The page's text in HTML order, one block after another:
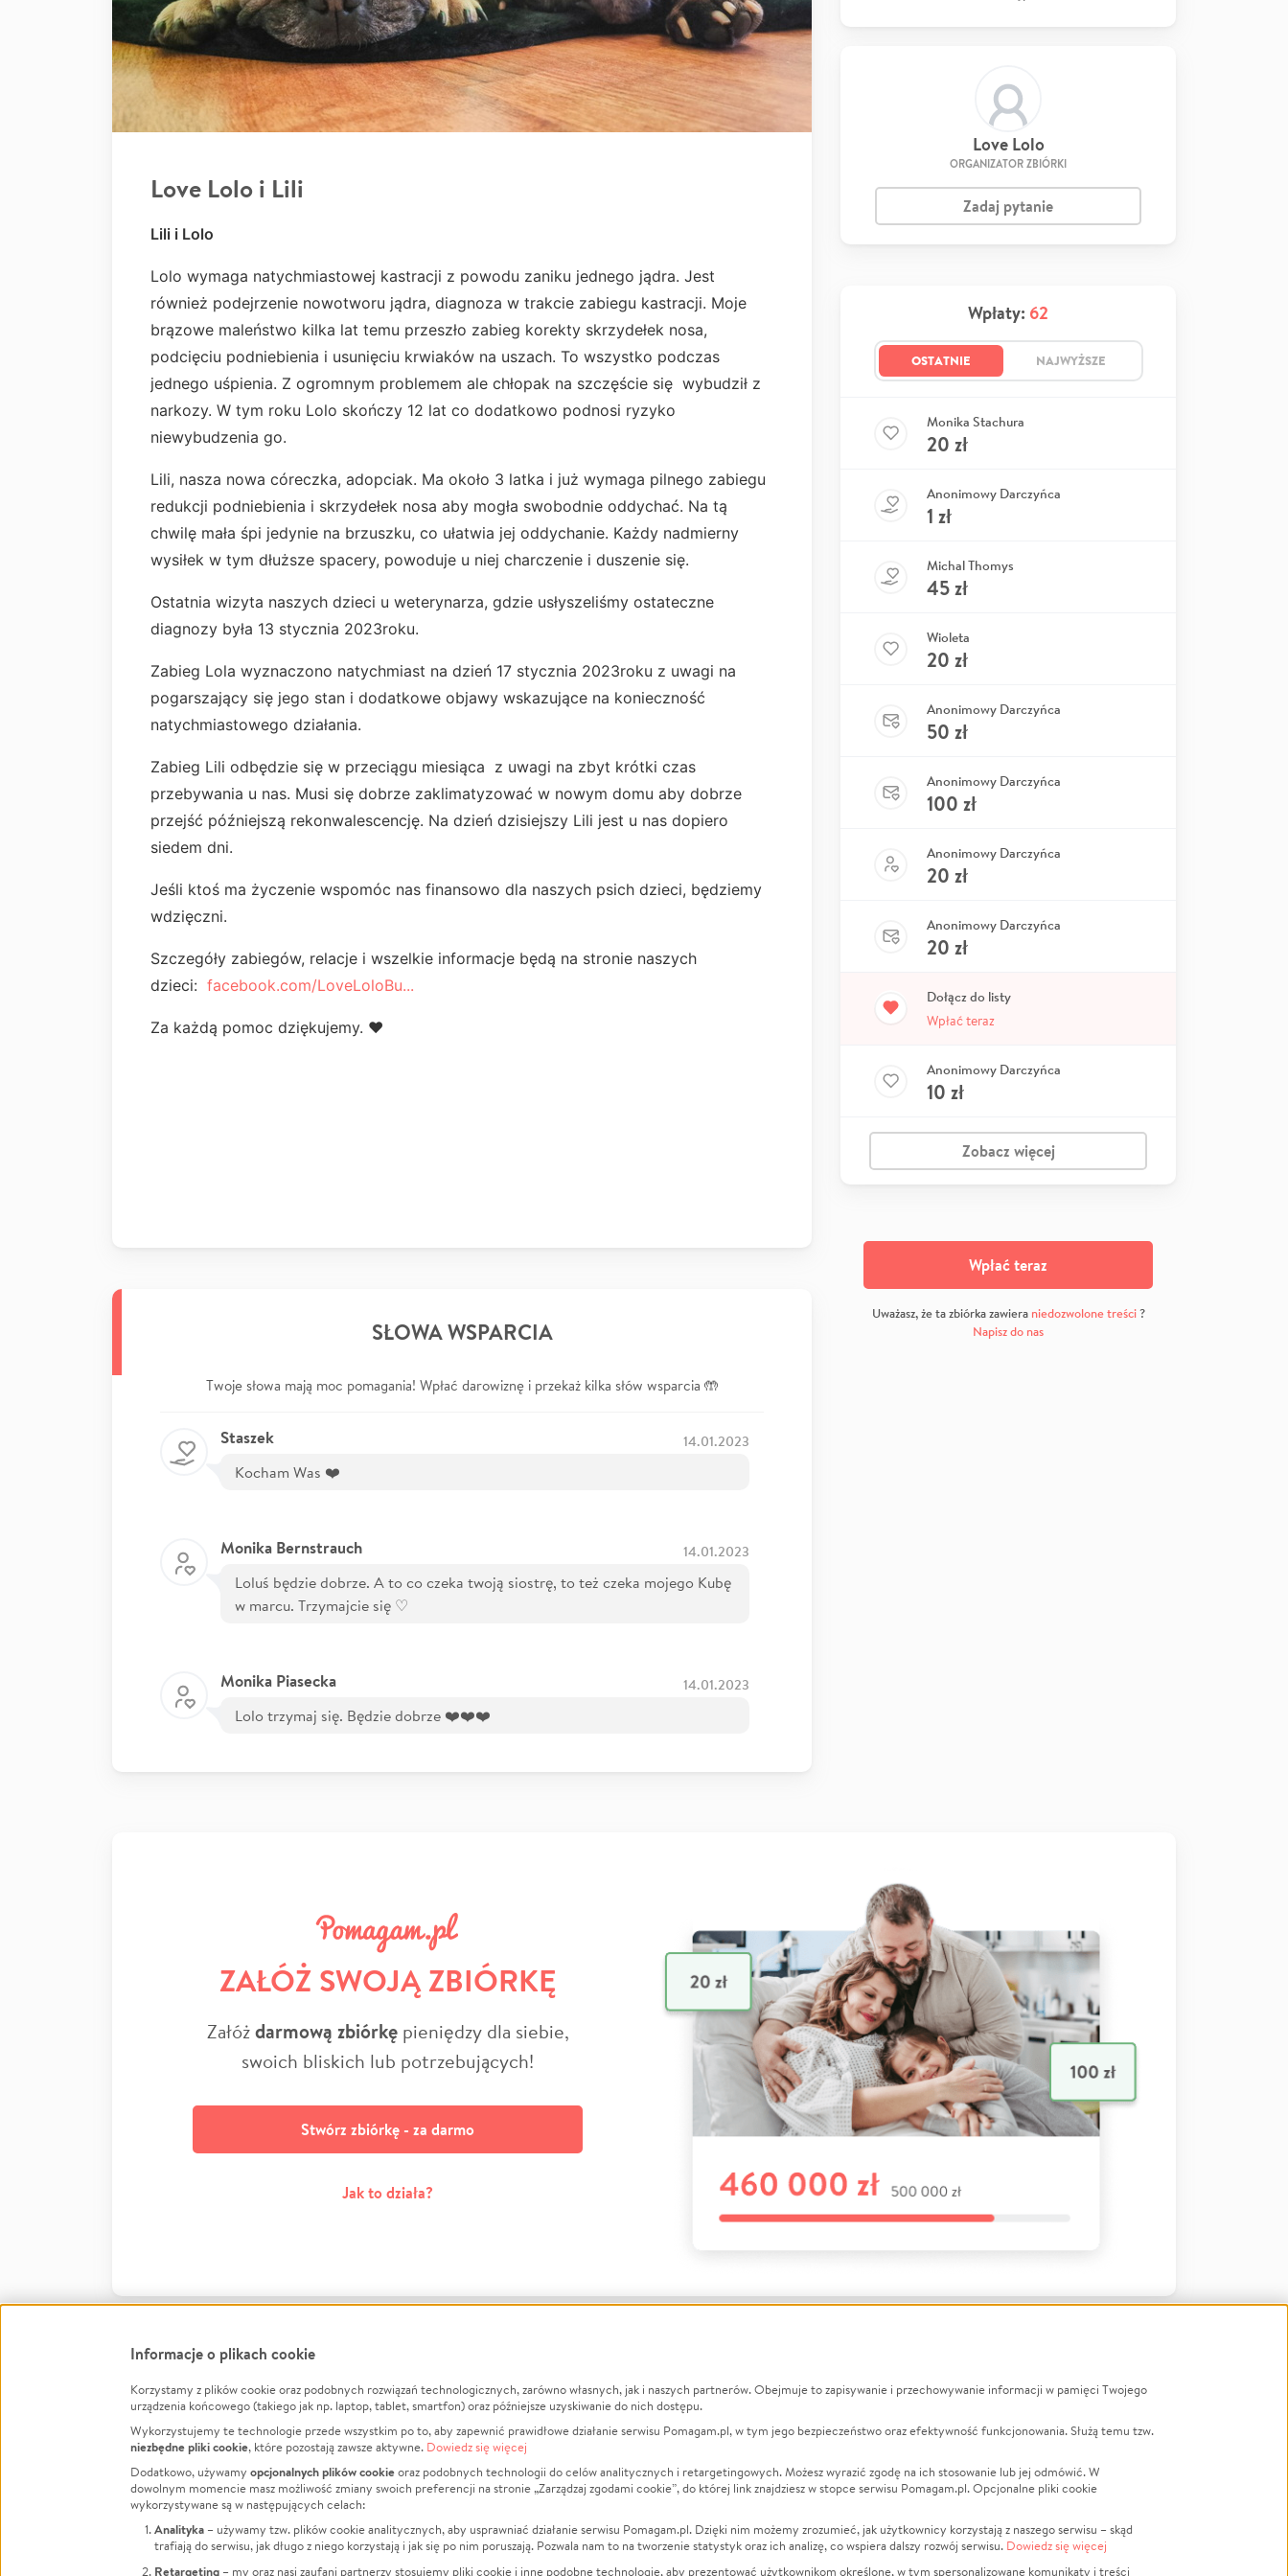
Love Lolo i Lili
Lili i Lolo
Lolo wymaga natychmiastowej kastracji z powodu zaniku jednego jądra. Jest
również podejrzenie nowotworu jądra, diagnoza w trakcie zabiegu kastracji. Moje
brązowe maleństwo kilka lat temu przeszło zabieg korekty skrzydełek nosa,
podcięciu podniebienia i usunięciu krwiaków na uszach. To wszystko podczas
jednego uśpienia. Z ogromnym problemem ale chłopak na szczęście się wybudził z
narkozy. W tym roku Lolo skończy 12 lat co dodatkowo podnosi ryzyko
niewybudzenia go.
Lili, nasza nowa córeczka, adopciak. Ma około 3 latka i już wymaga pilnego zabiegu
redukcji podniebienia i skrzydełek nosa aby mogła swobodnie oddychać. Na tą
chwilę mała śpi jedynie na brzuszku, co ułatwia jej oddychanie. Każdy nadmierny
wysiłek w tym dłuższe spacery, powoduje u niej charczenie i duszenie się.
Ostatnia wizyta naszych dzieci u weterynarza, gdzie usłyszeliśmy ostateczne
diagnozy była 13 stycznia 2023roku.
Zabieg Lola wyznaczono natychmiast na dzień 17 stycznia 2023roku z uwagi na
pogarszający się jego stan i dodatkowe objawy wskazujące na konieczność
natychmiastowego działania.
Zabieg Lili odbędzie się w przeciągu miesiąca z uwagi na zbyt krótki czas
przebywania u nas. Musi się dobrze zaklimatyzować w nowym domu aby dobrze
przejść późniejszą rekonwalescencję. Na dzień dzisiejszy Lili jest u nas dopiero
siedem dni.
Jeśli ktoś ma życzenie wspomóc nas finansowo dla naszych psich dzieci, będziemy
wdzięczni.
Szczegóły zabiegów, relacje i wszelkie informacje będą na stronie naszych
dzieci: facebook.com/LoveLoloBu...
Za każdą pomoc dziękujemy. ❤️
SŁOWA WSPARCIA
Twoje słowa mają moc pomagania! Wpłać darowiznę i przekaż kilka słów wsparcia 🤲
Staszek 14.01.2023
Kocham Was ❤️
Monika Bernstrauch 14.01.2023
Loluś będzie dobrze. A to co czeka twoją siostrę, to też czeka mojego Kubę
w marcu. Trzymajcie się ♡
Monika Piasecka 14.01.2023
Lolo trzymaj się. Będzie dobrze ❤️❤️❤️
Love Lolo
ORGANIZATOR ZBIÓRKI
Zadaj pytanie
Wpłaty: 62
OSTATNIE NAJWYŻSZE
Monika Stachura
20 zł
Anonimowy Darczyńca
1 zł
Michal Thomys
45zł
Wioleta
20 zł
Anonimowy Darczyńca
50 zł
Anonimowy Darczyńca
100 zł
Anonimowy Darczyńca
20 zł
Anonimowy Darczyńca
20 zł
Dołącz do listy
Wpłać teraz
Anonimowy Darczyńca
10 zł
Zobacz więcej
Wpłać teraz
Uważasz, że ta zbiórka zawiera niedozwolone treści?
Napisz do nas
ZAŁÓŻ SWOJĄ ZBIÓRKĘ
Załóżdarmową zbiórkępieniędzy dla siebie,
swoich bliskich lub potrzebujących!
Stwórz zbiórkę - za darmo
Jak to działa?
FacebookTwitter Instagram
LinkedInTikTok Youtube
Informacje
Jak to działa?
Regulamin
Polityka Prywatności
Kontakt
Porównanie serwisów
O nas
Opinie
Raporty
Za darmo
Dla NGO
Fundacja Pomagam.pl
Zbieraj na
Leczenie
Zwierzęta
Pożar
Sport
Pomoc Finansowa
LGBTQ+
Powódź
Wichura
Religia
Edukacja
Informacje o plikach cookie
Korzystamy z plików cookie oraz podobnych rozwiązań technologicznych, zarówno własnych, jak i naszych partnerów. Obejmuje to zapisywanie i przechowywanie informacji w pamięci Twojego
urządzenia końcowego (takiego jak np. laptop, tablet, smartfon) oraz późniejsze uzyskiwanie do nich dostępu.
Wykorzystujemy te technologie przede wszystkim po to, aby zapewnić prawidłowe działanie serwisu Pomagam.pl, w tym jego bezpieczeństwo oraz efektywność funkcjonowania. Służą temu tzw.
niezbędne pliki cookie, które pozostają zawsze aktywne. Dowiedz się więcej
Dodatkowo, używamy opcjonalnych plików cookieoraz podobnych technologii do celów analitycznych i retargetingowych. Możesz wyrazić zgodę na ich stosowanie lub jej odmówić. W
dowolnym momencie masz możliwość zmiany swoich preferencji na stronie „Zarządzaj zgodami cookie”, do której link znajdziesz w stopce serwisu Pomagam.pl. Opcjonalne pliki cookie
wykorzystywane są w następujących celach:
Analityka – używamy tzw. plików cookie analitycznych, aby usprawniać działanie serwisu Pomagam.pl. Dzięki nim możemy zrozumieć, jak użytkownicy korzystają z naszego serwisu – skąd
trafiają do serwisu, jak długo z niego korzystają i jak się po nim poruszają. Pozwala nam to na tworzenie statystyk oraz ich analizę, co wspiera dalszy rozwój serwisu. Dowiedz się więcej
Retargeting – my oraz nasi zaufani partnerzy stosujemy pliki cookie i inne podobne technologie, aby prezentować użytkownikom określone, w tym spersonalizowane komunikaty i treści